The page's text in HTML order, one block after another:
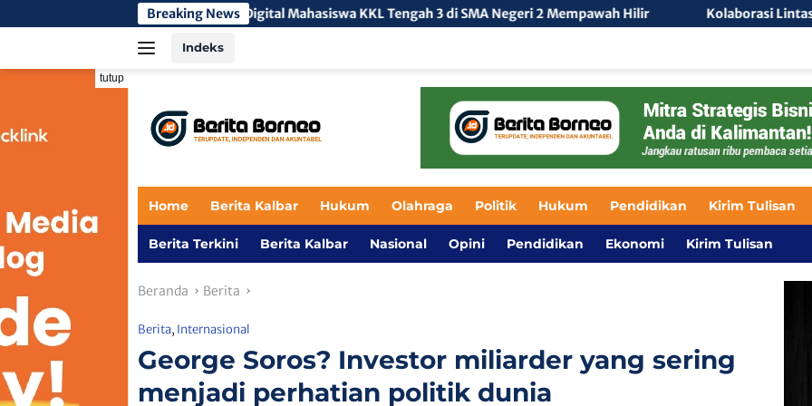
ke
Breaking News
Literasi Digital Mahasiswa KKL Tengah 3 di SMA Negeri 2 Mempawah Hilir Kolaborasi Lintas Sektor Perkuat Upaya
Indeks
tutup
Home Berita Kalbar Hukum Olahraga Politik Hukum Pendidikan Kirim Tulisan
Berita Terkini Berita Kalbar Nasional Opini Pendidikan Ekonomi Kirim Tulisan
Beranda Berita
Berita, Internasional
George Soros? Investor miliarder yang sering
menjadi perhatian politik dunia